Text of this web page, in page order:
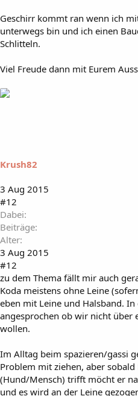
Geschirr kommt ran wenn ich
unterwegs bin und ich einen
Schlitteln.
Viel Freude dann mit Eurem
Krush82
3 Aug 2015
#12
Dabei
Beiträge
Alter
3 Aug 2015
#12
zu dem Thema fällt mir auch
Koda meistens ohne Leine
eben mit Leine und Halsband.
angesprochen ob wir nicht über
wollen.
Im Alltag beim spazieren/gassi
Problem mit ziehen, aber
(Hund/Mensch) trifft möcht er
und es wird an der Leine